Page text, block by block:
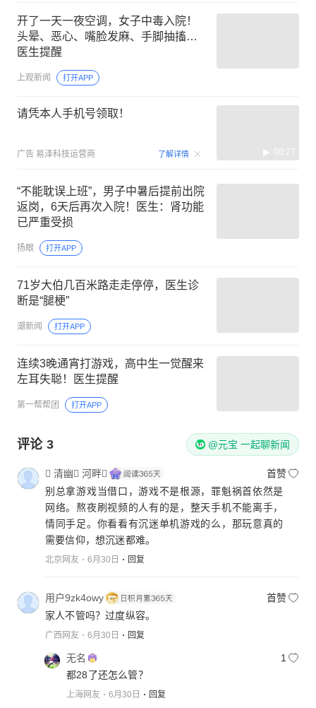
开了一天一夜空调，女子中毒入院！
头晕、恶心、嘴脸发麻、手脚抽搐…
医生提醒
上观新闻 打开APP
请凭本人手机号领取！
广告 易泽科技运营商 了解详情 00:27
“不能耽误上班”，男子中暑后提前出院
返岗，6天后再次入院！医生：肾功能
已严重受损
扬眼 打开APP
71岁大伯几百米路走走停停，医生诊
断是“腿梗”
潮新闻 打开APP
连续3晚通宵打游戏，高中生一觉醒来
左耳失聪！医生提醒
第一帮帮团 打开APP
评论 3 @元宝 一起聊新闻
 清幽 河畔
首赞
别总拿游戏当借口，游戏不是根源，罪魁祸首依然是
网络。熬夜刷视频的人有的是，整天手机不能离手，
情同手足。你看看有沉迷单机游戏的么，那玩意真的
需要信仰，想沉迷都难。
北京网友 6月30日 回复
用户9zk4owy
首赞
家人不管吗？过度纵容。
广西网友 6月30日 回复
无名
1
都28了还怎么管？
上海网友 6月30日 回复